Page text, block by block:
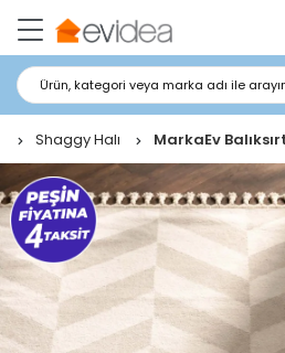
Ürün, kategori veya marka adı ile
Shaggy Halı MarkaEv